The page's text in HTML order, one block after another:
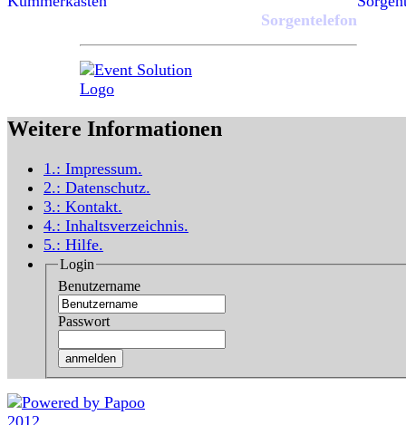
Sorgentelefon
Weitere Informationen
1.: Impressum.
2.: Datenschutz.
3.: Kontakt.
4.: Inhaltsverzeichnis.
5.: Hilfe.
Login
Benutzername
Passwort